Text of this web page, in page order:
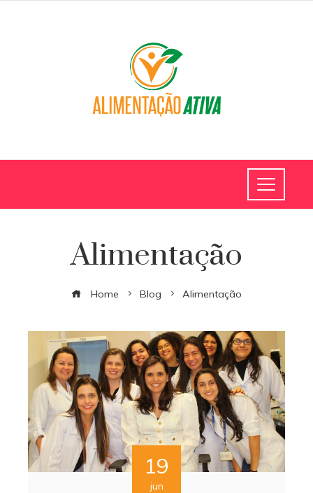
Alimentação
Home Blog Alimentação
19
jun